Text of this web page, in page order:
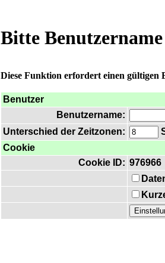
Bitte
Diese Funktion erfordert einen gültigen
Benutzer
Benutzername:
Unterschied der Zeitzonen:
Cookie
Cookie ID: 976966